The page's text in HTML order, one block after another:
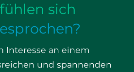
sich
Interesse an einem
und spannenden